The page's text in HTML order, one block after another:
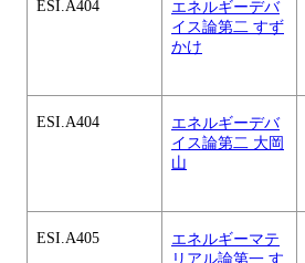
ESI.A404
エネルギーデバ
イス論第二 すず
かけ
ESI.A404
エネルギーデバ
イス論第二 大岡
山
ESI.A405
エネルギーマテ
リアル論第一 す